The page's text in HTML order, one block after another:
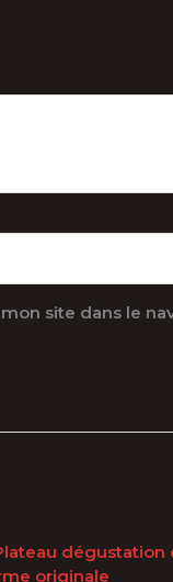
site dans le